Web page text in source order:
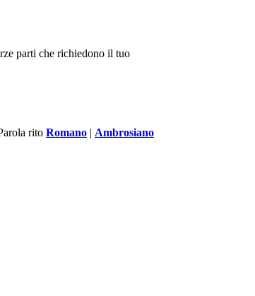
parti che richiedono il tuo
rito Romano | Ambrosiano